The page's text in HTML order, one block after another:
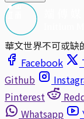
華文世界不可或缺
Facebook
Github
Pinterest
Whatsapp